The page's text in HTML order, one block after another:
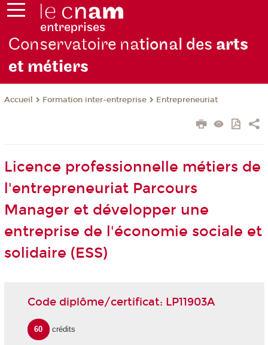
Conservatoire national des arts
et métiers
Accueil Formation inter-entreprise Entrepreneuriat
Licence professionnelle métiers de
l'entrepreneuriat Parcours
Manager et développer une
entreprise de l'économie sociale et
solidaire (ESS)
Code diplôme/certificat: LP11903A
60 crédits